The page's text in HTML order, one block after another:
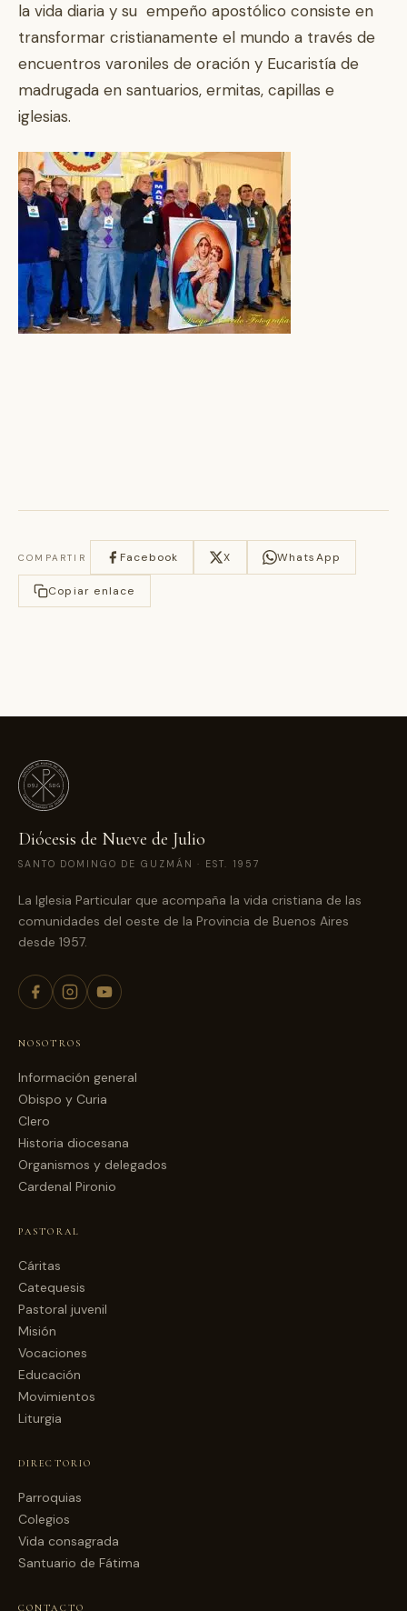
la vida diaria y su empeño apostólico consiste en
transformar cristianamente el mundo a través de
encuentros varoniles de oración y Eucaristía de
madrugada en santuarios, ermitas, capillas e
iglesias.
COMPARTIR Facebook X WhatsApp
Copiar enlace
Diócesis de Nueve de Julio
SANTO DOMINGO DE GUZMÁN · EST. 1957
La Iglesia Particular que acompaña la vida cristiana de las
comunidades del oeste de la Provincia de Buenos Aires
desde 1957.
NOSOTROS
Información general
Obispo y Curia
Clero
Historia diocesana
Organismos y delegados
Cardenal Pironio
PASTORAL
Cáritas
Catequesis
Pastoral juvenil
Misión
Vocaciones
Educación
Movimientos
Liturgia
DIRECTORIO
Parroquias
Colegios
Vida consagrada
Santuario de Fátima
CONTACTO